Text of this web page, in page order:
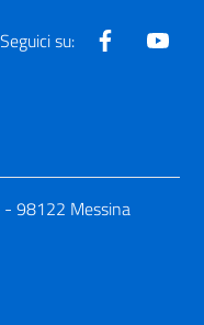
Seguici su: Facebook
- 98122 Messina